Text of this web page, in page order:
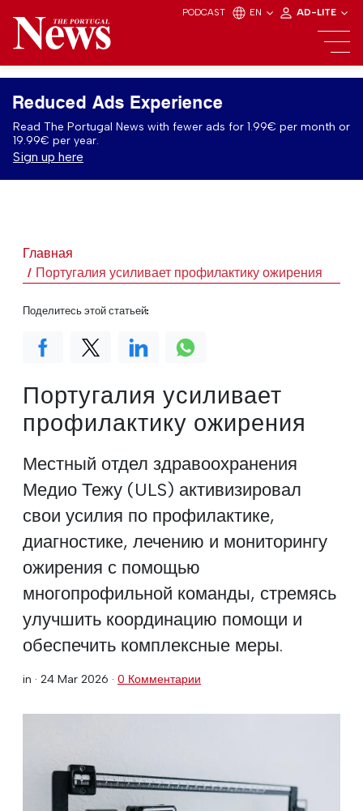
PODCAST EN AD-LITE
Reduced Ads Experience
Read The Portugal News with fewer ads for 1.99€ per month or
19.99€ per year.
Sign up here
Главная
Португалия усиливает профилактику ожирения
Португалия усиливает
профилактику ожирения
Местный отдел здравоохранения
Медио Тежу (ULS) активизировал
свои усилия по профилактике,
диагностике, лечению и мониторингу
ожирения с помощью
многопрофильной команды, стремясь
улучшить координацию помощи и
обеспечить комплексные меры.
in · 24 Mar 2026 · 0 Комментарии
Поделитесь этой статьей: